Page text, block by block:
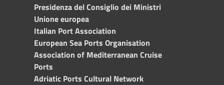
Presidenza del Consiglio dei Ministri
Unione europea
Italian Port Association
European Sea Ports Organisation
Association of Mediterranean Cruise
Ports
Adriatic Ports Cultural Network